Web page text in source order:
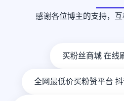
感谢各位博主的支持，
买粉丝商城 在线
全网最低价买粉赞平台